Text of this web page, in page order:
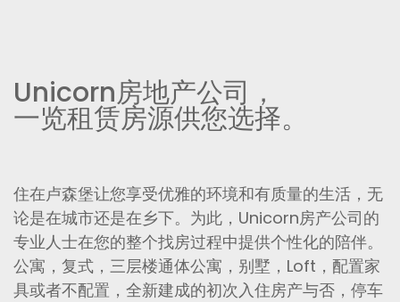
Unicorn房地产公司，
一览租赁房源供您选择。
住在卢森堡让您享受优雅的环境和有质量的生活，无
论是在城市还是在乡下。为此，Unicorn房产公司的
专业人士在您的整个找房过程中提供个性化的陪伴。
公寓，复式，三层楼通体公寓，别墅，Loft，配置家
具或者不配置，全新建成的初次入住房产与否，停车